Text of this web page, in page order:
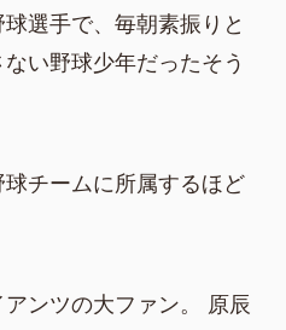
選手で、毎朝素振りと
い野球少年だったそう
チームに所属するほど
ンツの大ファン。 原辰